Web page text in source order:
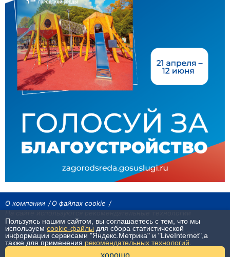
О компании
О файлах cookie
Сетевое издание «Байкал24». Все права охраняются законом.
При использовании материалов агентства на других сайтах, обязательна
гиперссылка.
Пользуясь нашим сайтом, вы соглашаетесь с тем, что мы
используем cookie-файлы для сбора статистической
информации сервисами "Яндекс.Метрика" и "LiveInternet",а
также для применения рекомендательных технологий
хорошо